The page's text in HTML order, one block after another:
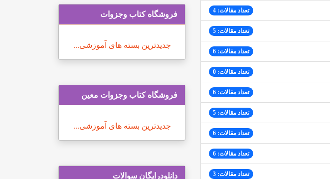
تعداد مقالات: 4
تعداد مقالات: 5
تعداد مقالات: 6
تعداد مقالات: 0
تعداد مقالات: 6
تعداد مقالات: 5
تعداد مقالات: 6
تعداد مقالات: 6
تعداد مقالات: 3
فروشگاه کتاب وجزوات
جدیدترین بسته های آموزشی...
فروشگاه کتاب وجزوات معین
جدیدترین بسته های آموزشی...
دانلودرایگان سوالات